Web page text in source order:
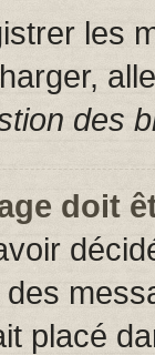
les
des
doit
placé